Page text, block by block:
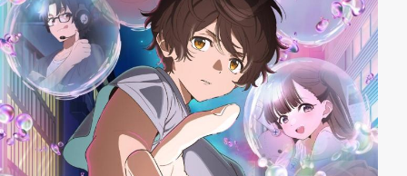
angeschlagene Lua jedoch feststellen, dass ihre beste
Freundin Arianne die Anerkennung für die Heilung
bekommen hat. Außerdem ist sie eine Verlobung mit
Garrett eingegangen und hat das Gerücht verbreitet,
dass Lua ihre Pflichten vernachlässigt hat und nur
deswegen so schwer verletzt wurde.